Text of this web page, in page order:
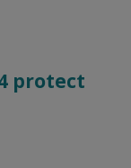
protect